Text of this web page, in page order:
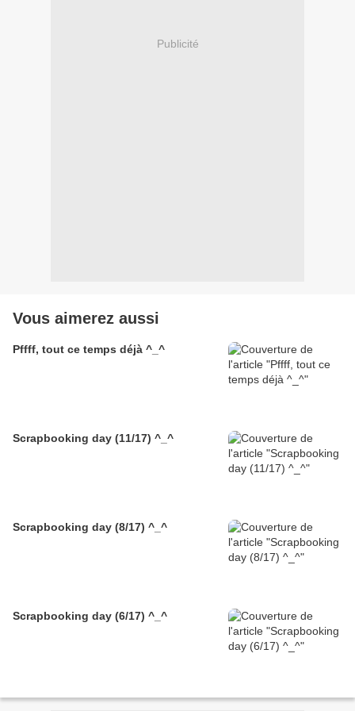
Publicité
Vous aimerez aussi
Pffff, tout ce temps déjà ^_^
Scrapbooking day (11/17) ^_^
Scrapbooking day (8/17) ^_^
Scrapbooking day (6/17) ^_^